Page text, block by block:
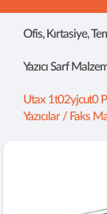
Ofis, Kırtasiye,
Yazıcı Sarf
Utax 1t02yjcut0
Yazıcılar / Faks